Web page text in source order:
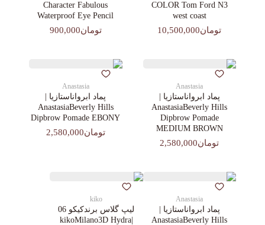
COLOR Tom Ford N3
west coast
تومان10,500,000
Character Fabulous
Waterproof Eye Pencil
تومان900,000
Anastasia
پماد ابرواناستازیا |
AnastasiaBeverly Hills
Dipbrow Pomade
MEDIUM BROWN
تومان2,580,000
Anastasia
پماد ابرواناستازیا |
AnastasiaBeverly Hills
Dipbrow Pomade EBONY
تومان2,580,000
Anastasia
پماد ابرواناستازیا |
AnastasiaBeverly Hills
kiko
لیپ گلاس‌ برندکیکو 06
|kikoMilano3D Hydra